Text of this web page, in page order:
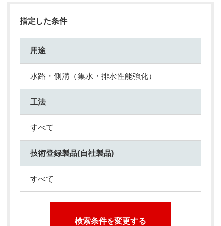
指定した条件
用途
水路・側溝（集水・排水性能強化）
工法
すべて
技術登録製品(自社製品)
すべて
検索条件を変更する